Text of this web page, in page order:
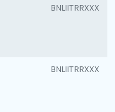
BNLIITRRXXX
BNLIITRRXXX